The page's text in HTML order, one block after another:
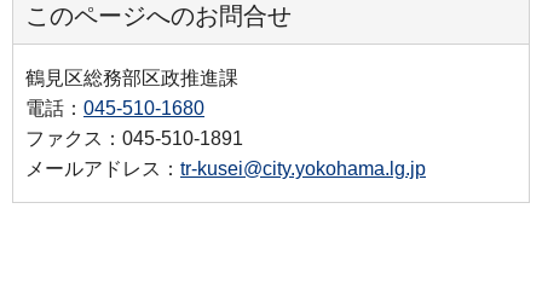
このページへのお問合せ
鶴見区総務部区政推進課
電話： 045-510-1680
ファクス：045-510-1891
メールアドレス： tr-kusei@city.yokohama.lg.jp